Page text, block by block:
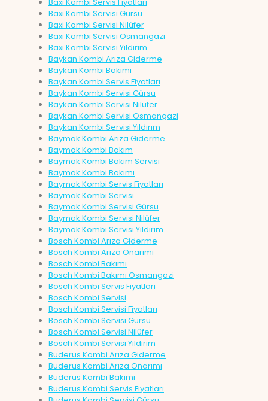
Baxi Kombi Servis Fiyatları
Baxi Kombi Servisi Gürsu
Baxi Kombi Servisi Nilüfer
Baxi Kombi Servisi Osmangazi
Baxi Kombi Servisi Yıldırım
Baykan Kombi Arıza Giderme
Baykan Kombi Bakımı
Baykan Kombi Servis Fiyatları
Baykan Kombi Servisi Gürsu
Baykan Kombi Servisi Nilüfer
Baykan Kombi Servisi Osmangazi
Baykan Kombi Servisi Yıldırım
Baymak Kombi Arıza Giderme
Baymak Kombi Bakım
Baymak Kombi Bakım Servisi
Baymak Kombi Bakımı
Baymak Kombi Servis Fiyatları
Baymak Kombi Servisi
Baymak Kombi Servisi Gürsu
Baymak Kombi Servisi Nilüfer
Baymak Kombi Servisi Yıldırım
Bosch Kombi Arıza Giderme
Bosch Kombi Arıza Onarımı
Bosch Kombi Bakımı
Bosch Kombi Bakımı Osmangazi
Bosch Kombi Servis Fiyatları
Bosch Kombi Servisi
Bosch Kombi Servisi Fiyatları
Bosch Kombi Servisi Gürsu
Bosch Kombi Servisi Nilüfer
Bosch Kombi Servisi Yıldırım
Buderus Kombi Arıza Giderme
Buderus Kombi Arıza Onarımı
Buderus Kombi Bakımı
Buderus Kombi Servis Fiyatları